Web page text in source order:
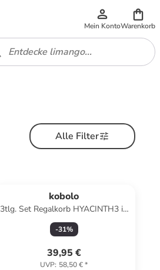
Mein KontoWarenkorb
Alle Filter
kobolo
3tlg. Set Regalkorb HYACINTH3 in
Braun
-31%
39,95 €
UVP: 58,50 €*